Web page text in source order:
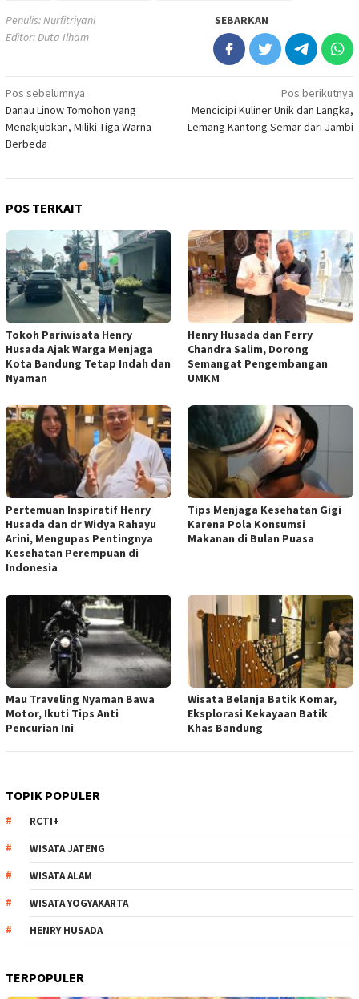
Penulis: Nurfitriyani
Editor: Duta Ilham
SEBARKAN
Navigasi
pos
Pos sebelumnya
Danau Linow Tomohon yang
Menakjubkan, Miliki Tiga Warna
Berbeda
Pos berikutnya
Mencicipi Kuliner Unik dan Langka,
Lemang Kantong Semar dari Jambi
POS TERKAIT
Tokoh Pariwisata Henry
Husada Ajak Warga Menjaga
Kota Bandung Tetap Indah dan
Nyaman
Henry Husada dan Ferry
Chandra Salim, Dorong
Semangat Pengembangan
UMKM
Pertemuan Inspiratif Henry
Husada dan dr Widya Rahayu
Arini, Mengupas Pentingnya
Kesehatan Perempuan di
Indonesia
Tips Menjaga Kesehatan Gigi
Karena Pola Konsumsi
Makanan di Bulan Puasa
Mau Traveling Nyaman Bawa
Motor, Ikuti Tips Anti
Pencurian Ini
Wisata Belanja Batik Komar,
Eksplorasi Kekayaan Batik
Khas Bandung
TOPIK POPULER
RCTI+
WISATA JATENG
WISATA ALAM
WISATA YOGYAKARTA
HENRY HUSADA
TERPOPULER